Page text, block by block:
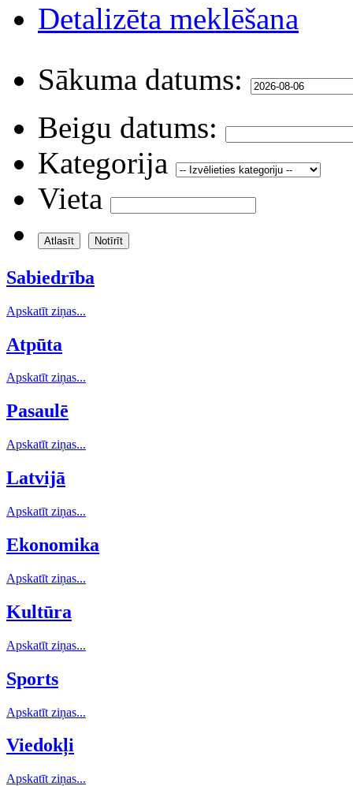
Detalizēta meklēšana
Sākuma datums:
Beigu datums:
Kategorija
Vieta
Sabiedrība
Apskatīt ziņas...
Atpūta
Apskatīt ziņas...
Pasaulē
Apskatīt ziņas...
Latvijā
Apskatīt ziņas...
Ekonomika
Apskatīt ziņas...
Kultūra
Apskatīt ziņas...
Sports
Apskatīt ziņas...
Viedokļi
Apskatīt ziņas...